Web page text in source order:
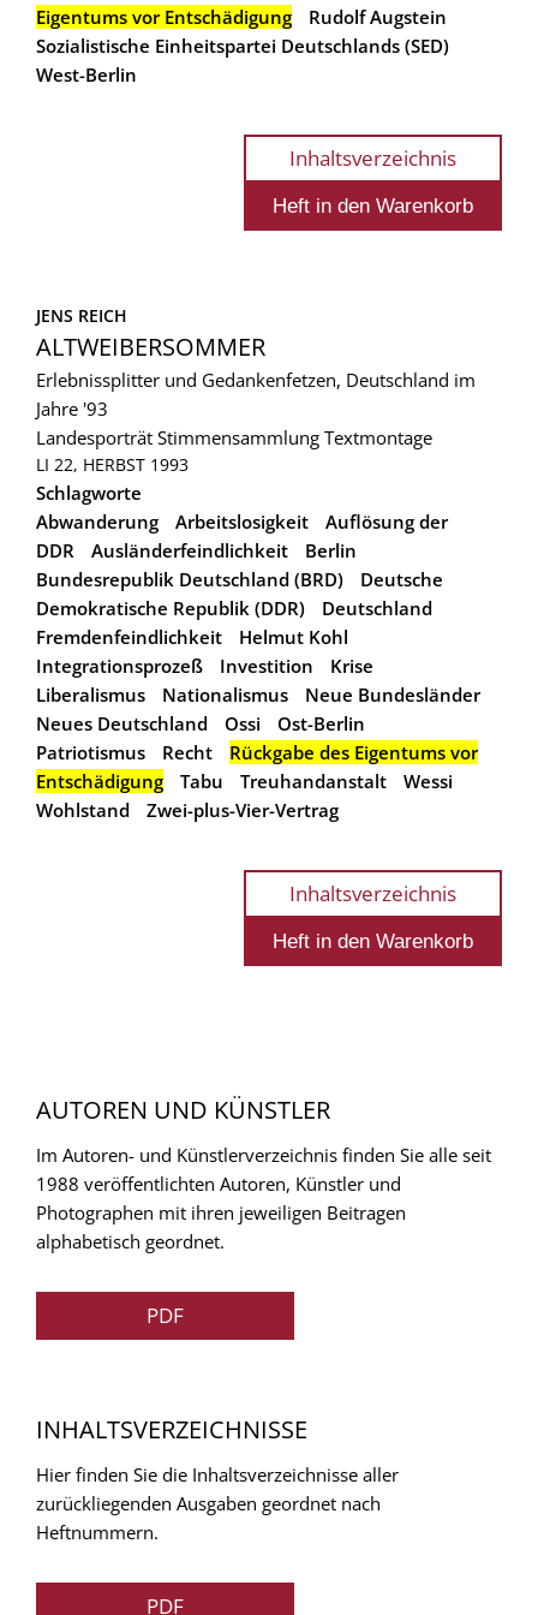
Eigentums vor Entschädigung
Rudolf Augstein
Sozialistische Einheitspartei Deutschlands (SED)
West-Berlin
Inhaltsverzeichnis
JENS REICH
ALTWEIBERSOMMER
Erlebnissplitter und Gedankenfetzen, Deutschland im
Jahre '93
Landesporträt Stimmensammlung Textmontage
LI 22, HERBST 1993
Schlagworte
Abwanderung
Arbeitslosigkeit
Auflösung der
DDR
Ausländerfeindlichkeit
Berlin
Bundesrepublik Deutschland (BRD)
Deutsche
Demokratische Republik (DDR)
Deutschland
Fremdenfeindlichkeit
Helmut Kohl
Integrationsprozeß
Investition
Krise
Liberalismus
Nationalismus
Neue Bundesländer
Neues Deutschland
Ossi
Ost-Berlin
Patriotismus
Recht
Rückgabe des Eigentums vor
Entschädigung
Tabu Treuhandanstalt
Wessi
Wohlstand
Zwei-plus-Vier-Vertrag
Inhaltsverzeichnis
AUTOREN UND KÜNSTLER
Im Autoren- und Künstlerverzeichnis finden Sie alle seit
1988 veröffentlichten Autoren, Künstler und
Photographen mit ihren jeweiligen Beitragen
alphabetisch geordnet.
PDF
INHALTSVERZEICHNISSE
Hier finden Sie die Inhaltsverzeichnisse aller
zurückliegenden Ausgaben geordnet nach
Heftnummern.
PDF